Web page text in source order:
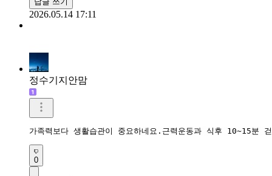
2026.05.14 17:11
정수기지안맘
가족력보다 생활습관이 중요하네요.근력운동과 식후 10~15분
0